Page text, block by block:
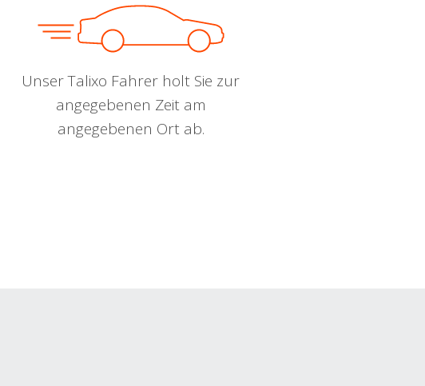
Unser Talixo Fahrer holt Sie zur
angegebenen Zeit am
angegebenen Ort ab.